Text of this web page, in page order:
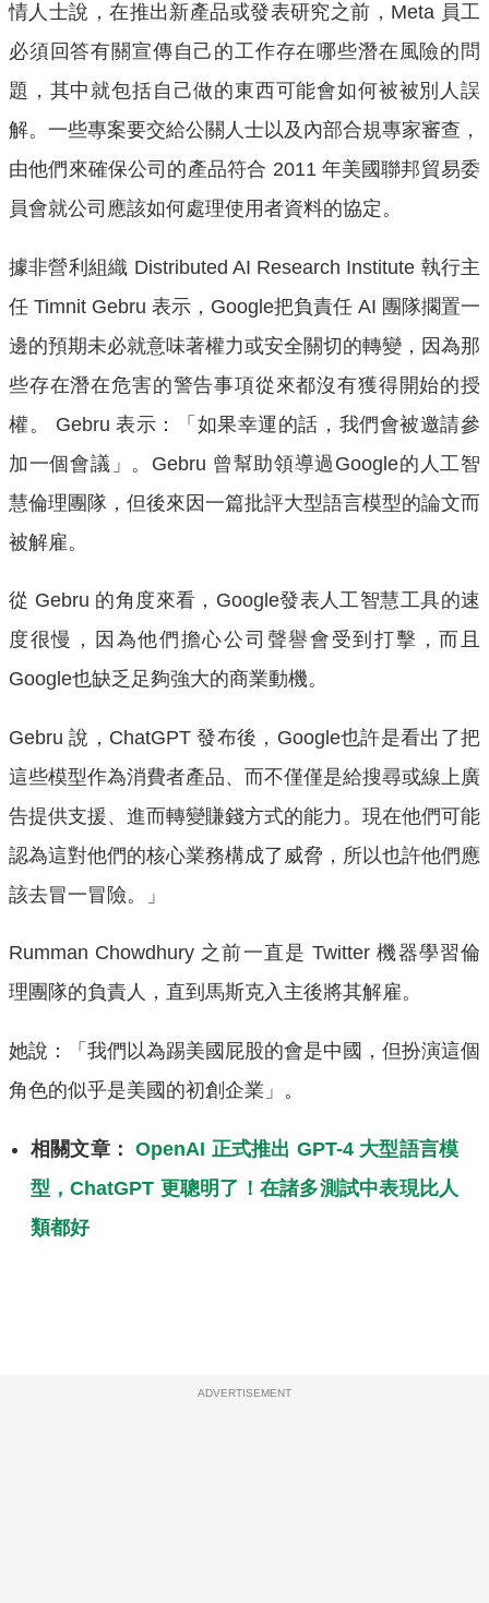
情人士說，在推出新產品或發表研究之前，Meta 員工
必須回答有關宣傳自己的工作存在哪些潛在風險的問
題，其中就包括自己做的東西可能會如何被被別人誤
解。一些專案要交給公關人士以及內部合規專家審查，
由他們來確保公司的產品符合 2011 年美國聯邦貿易委
員會就公司應該如何處理使用者資料的協定。
據非營利組織 Distributed AI Research Institute 執行主
任 Timnit Gebru 表示，Google把負責任 AI 團隊擱置一
邊的預期未必就意味著權力或安全關切的轉變，因為那
些存在潛在危害的警告事項從來都沒有獲得開始的授
權。 Gebru 表示：「如果幸運的話，我們會被邀請參
加一個會議」。Gebru 曾幫助領導過Google的人工智
慧倫理團隊，但後來因一篇批評大型語言模型的論文而
被解雇。
從 Gebru 的角度來看，Google發表人工智慧工具的速
度很慢，因為他們擔心公司聲譽會受到打擊，而且
Google也缺乏足夠強大的商業動機。
Gebru 說，ChatGPT 發布後，Google也許是看出了把
這些模型作為消費者產品、而不僅僅是給搜尋或線上廣
告提供支援、進而轉變賺錢方式的能力。現在他們可能
認為這對他們的核心業務構成了威脅，所以也許他們應
該去冒一冒險。」
Rumman Chowdhury 之前一直是 Twitter 機器學習倫
理團隊的負責人，直到馬斯克入主後將其解雇。
她說：「我們以為踢美國屁股的會是中國，但扮演這個
角色的似乎是美國的初創企業」。
相關文章：OpenAI 正式推出 GPT-4 大型語言模
型，ChatGPT 更聰明了！在諸多測試中表現比人
類都好
ADVERTISEMENT